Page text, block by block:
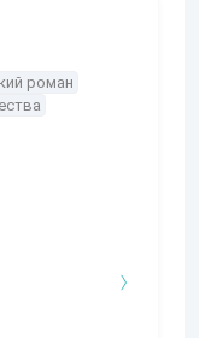
роман